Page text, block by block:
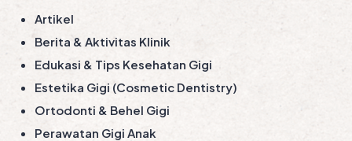
Artikel
Berita & Aktivitas Klinik
Edukasi & Tips Kesehatan Gigi
Estetika Gigi (Cosmetic Dentistry)
Ortodonti & Behel Gigi
Perawatan Gigi Anak